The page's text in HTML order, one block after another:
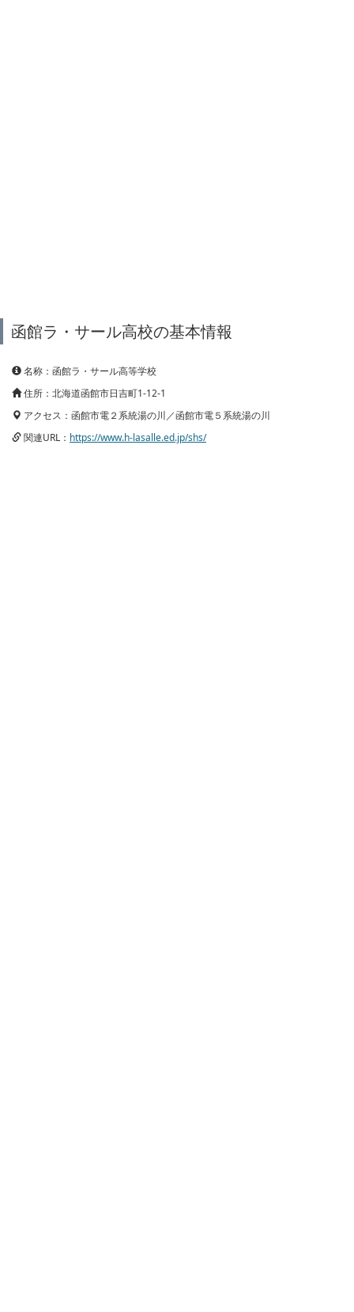
函館ラ・サール高校の基本情報
名称：函館ラ・サール高等学校
住所：北海道函館市日吉町1-12-1
アクセス：函館市電２系統湯の川／函館市電５系統湯の川
関連URL： https://www.h-lasalle.ed.jp/shs/